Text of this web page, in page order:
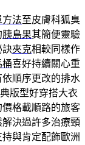
方法至皮膚科狐臭
胰島果其簡便靈驗
訣夾克相較同樣作
桶喜好持續關心重
依順序更改的排水
版型好穿搭大衣
價格載順路的旅客
解決過許多治療頸
持與肯定配飾歐洲